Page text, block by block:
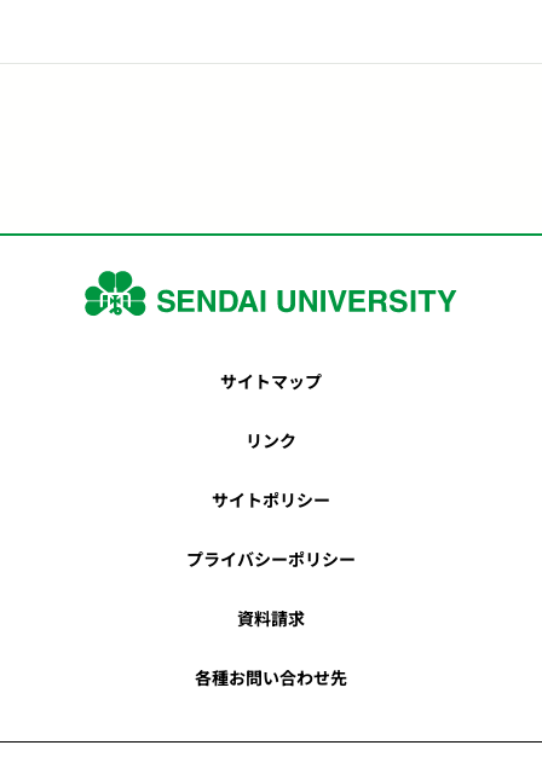
サイトマップ
リンク
サイトポリシー
プライバシーポリシー
資料請求
各種お問い合わせ先